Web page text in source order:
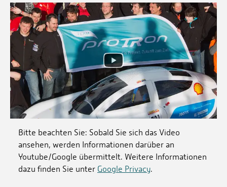
Bitte beachten Sie: Sobald Sie sich das Video
ansehen, werden Informationen darüber an
Youtube/Google übermittelt. Weitere Informationen
dazu finden Sie unter Google Privacy.